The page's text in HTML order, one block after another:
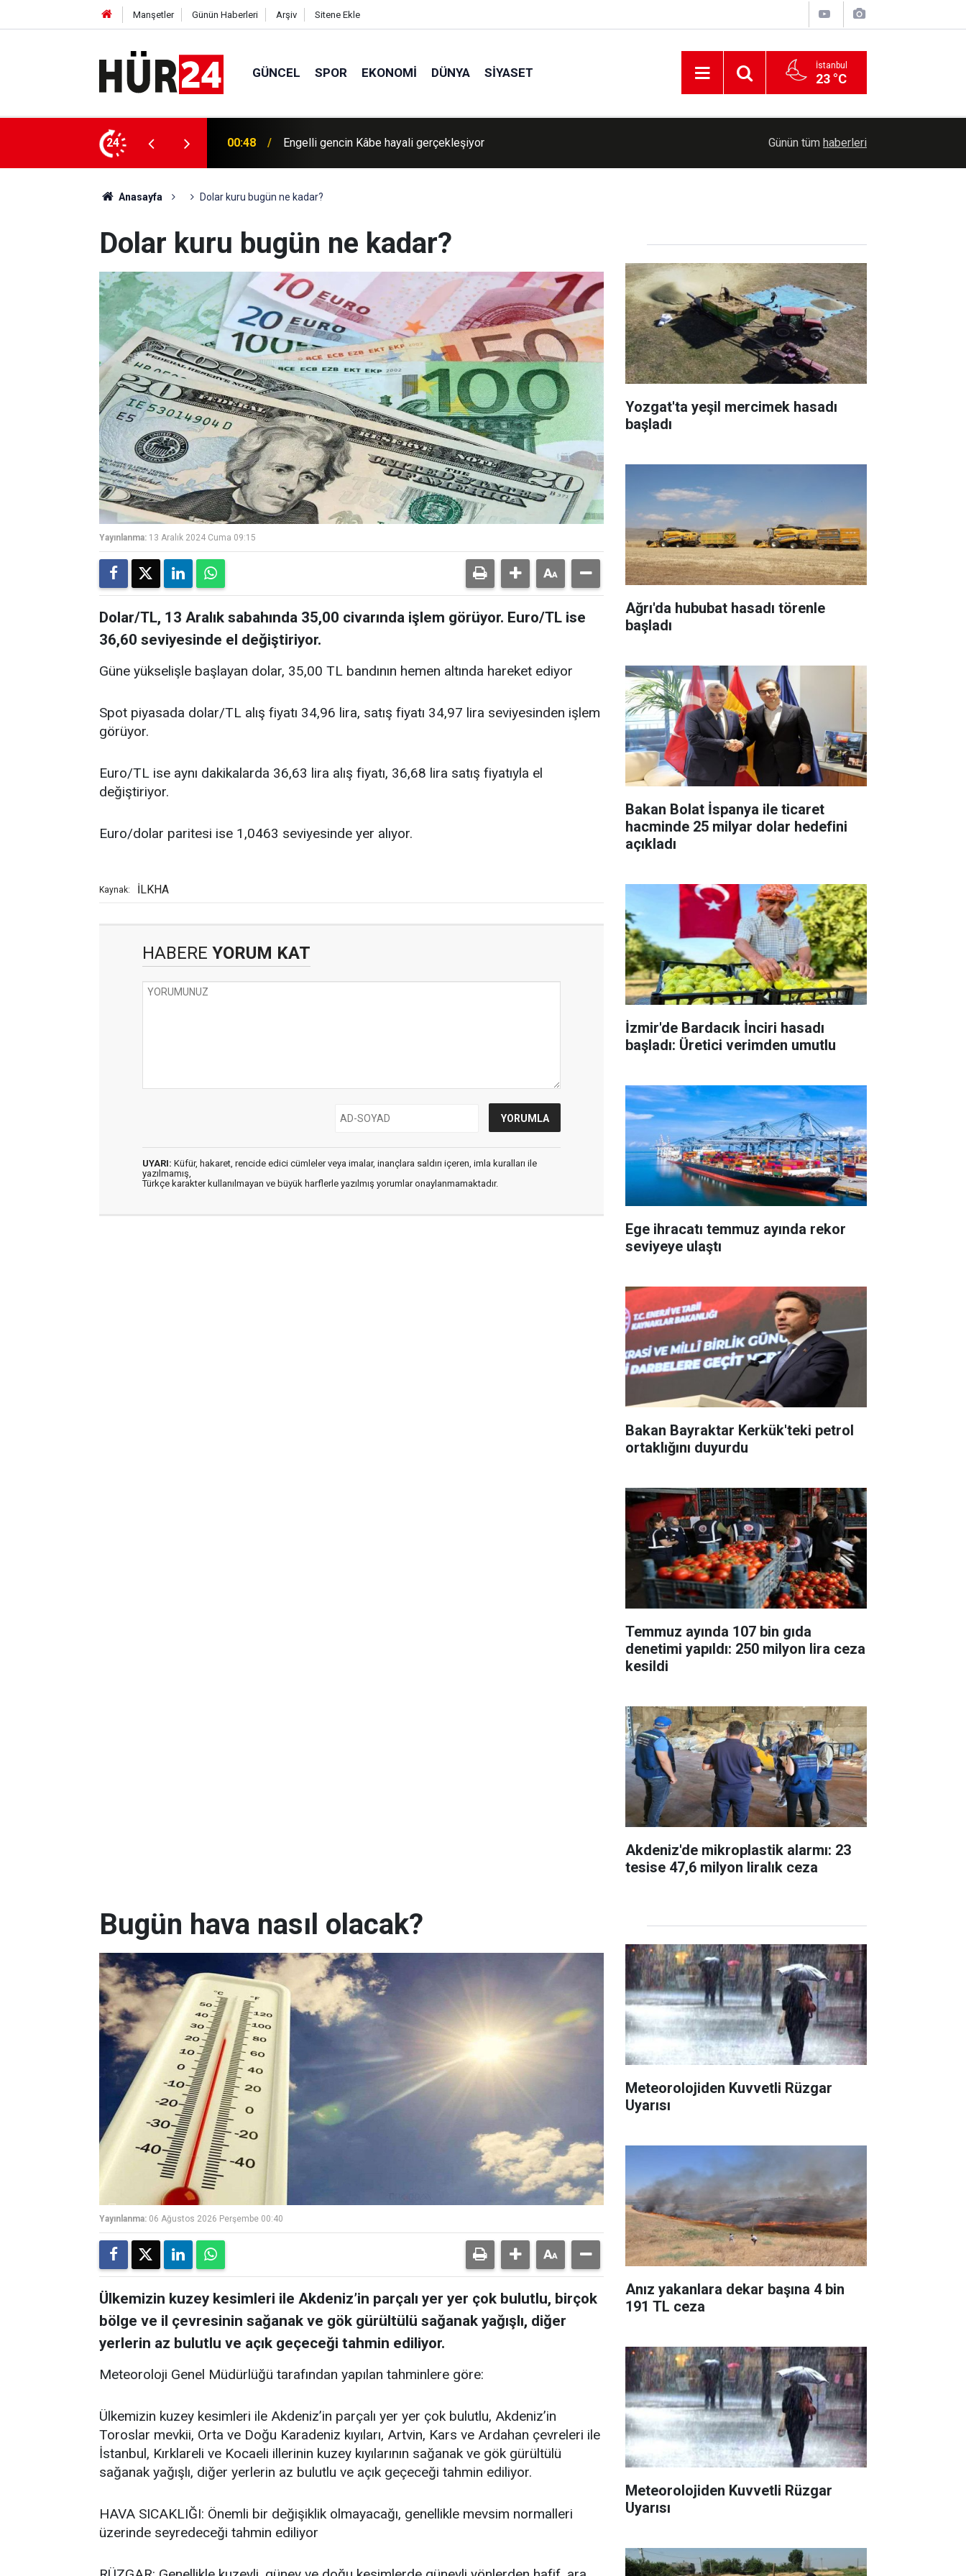
Manşetler Günün Haberleri Arşiv Sitene Ekle
GÜNCEL SPOR EKONOMI DÜNYA SIYASET İstanbul
23 °C
24 00:40 Bugün hava nasıl olacak? Yozgat'ta yeşil mercimek hasadı başladı
Günün tüm haberleri
Anasayfa Dolar kuru bugün ne kadar?
Dolar kuru bugün ne kadar?
Yayınlanma: 13 Aralık 2024 Cuma 09:15
Dolar/TL, 13 Aralık sabahında 35,00 civarında işlem görüyor. Euro/TL ise
36,60 seviyesinde el değiştiriyor.
Güne yükselişle başlayan dolar, 35,00 TL bandının hemen altında hareket ediyor
Spot piyasada dolar/TL alış fiyatı 34,96 lira, satış fiyatı 34,97 lira seviyesinden işlem
görüyor.
Euro/TL ise aynı dakikalarda 36,63 lira alış fiyatı, 36,68 lira satış fiyatıyla el
değiştiriyor.
Euro/dolar paritesi ise 1,0463 seviyesinde yer alıyor.
Kaynak: İLKHA
HABERE YORUM KAT
UYARI: Küfür, hakaret, rencide edici cümleler veya imalar, inançlara saldırı içeren, imla kuralları ile
yazılmamış,
Türkçe karakter kullanılmayan ve büyük harflerle yazılmış yorumlar onaylanmamaktadır.
Yozgat'ta yeşil mercimek hasadı
başladı
Ağrı'da hububat hasadı törenle
başladı
Bakan Bolat İspanya ile ticaret
hacminde 25 milyar dolar hedefini
açıkladı
İzmir'de Bardacık İnciri hasadı
başladı: Üretici verimden umutlu
Ege ihracatı temmuz ayında rekor
seviyeye ulaştı
Bakan Bayraktar Kerkük'teki petrol
ortaklığını duyurdu
Temmuz ayında 107 bin gıda
denetimi yapıldı: 250 milyon lira ceza
kesildi
Akdeniz'de mikroplastik alarmı: 23
tesise 47,6 milyon liralık ceza
Bugün hava nasıl olacak?
Yayınlanma: 06 Ağustos 2026 Perşembe 00:40
Ülkemizin kuzey kesimleri ile Akdeniz’in parçalı yer yer çok bulutlu, birçok
bölge ve il çevresinin sağanak ve gök gürültülü sağanak yağışlı, diğer
yerlerin az bulutlu ve açık geçeceği tahmin ediliyor.
Meteoroloji Genel Müdürlüğü tarafından yapılan tahminlere göre:
Ülkemizin kuzey kesimleri ile Akdeniz’in parçalı yer yer çok bulutlu, Akdeniz’in
Toroslar mevkii, Orta ve Doğu Karadeniz kıyıları, Artvin, Kars ve Ardahan çevreleri ile
İstanbul, Kırklareli ve Kocaeli illerinin kuzey kıyılarının sağanak ve gök gürültülü
sağanak yağışlı, diğer yerlerin az bulutlu ve açık geçeceği tahmin ediliyor.
HAVA SICAKLIĞI: Önemli bir değişiklik olmayacağı, genellikle mevsim normalleri
üzerinde seyredeceği tahmin ediliyor
Meteorolojiden Kuvvetli Rüzgar
Uyarısı
Anız yakanlara dekar başına 4 bin
191 TL ceza
Meteorolojiden Kuvvetli Rüzgar
Uyarısı